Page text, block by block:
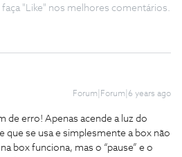
"Like" nos melhores comentários.
Forum|Forum|6 years ago
de erro! Apenas acende a luz do
se usa e simplesmente a box não
box funciona, mas o “pause” e o